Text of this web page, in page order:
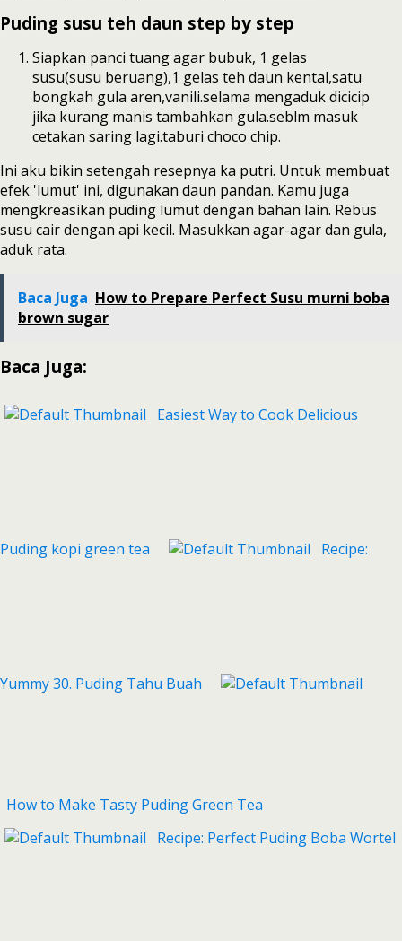
Puding susu teh daun step by step
Siapkan panci tuang agar bubuk, 1 gelas
susu(susu beruang),1 gelas teh daun kental,satu
bongkah gula aren,vanili.selama mengaduk dicicip
jika kurang manis tambahkan gula.seblm masuk
cetakan saring lagi.taburi choco chip.
Ini aku bikin setengah resepnya ka putri. Untuk membuat
efek 'lumut' ini, digunakan daun pandan. Kamu juga
mengkreasikan puding lumut dengan bahan lain. Rebus
susu cair dengan api kecil. Masukkan agar-agar dan gula,
aduk rata.
Baca Juga How to Prepare Perfect Susu murni boba
brown sugar
Baca Juga:
Easiest Way to Cook Delicious
Puding kopi green tea Recipe:
Yummy 30. Puding Tahu Buah
How to Make Tasty Puding Green Tea
Recipe: Perfect Puding Boba Wortel